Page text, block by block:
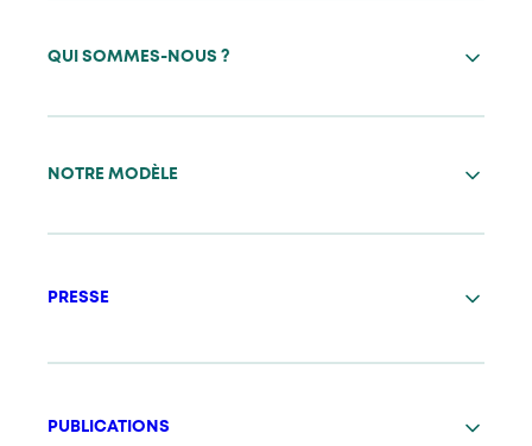
QUI SOMMES-NOUS ?
NOTRE MODÈLE
PRESSE
PUBLICATIONS